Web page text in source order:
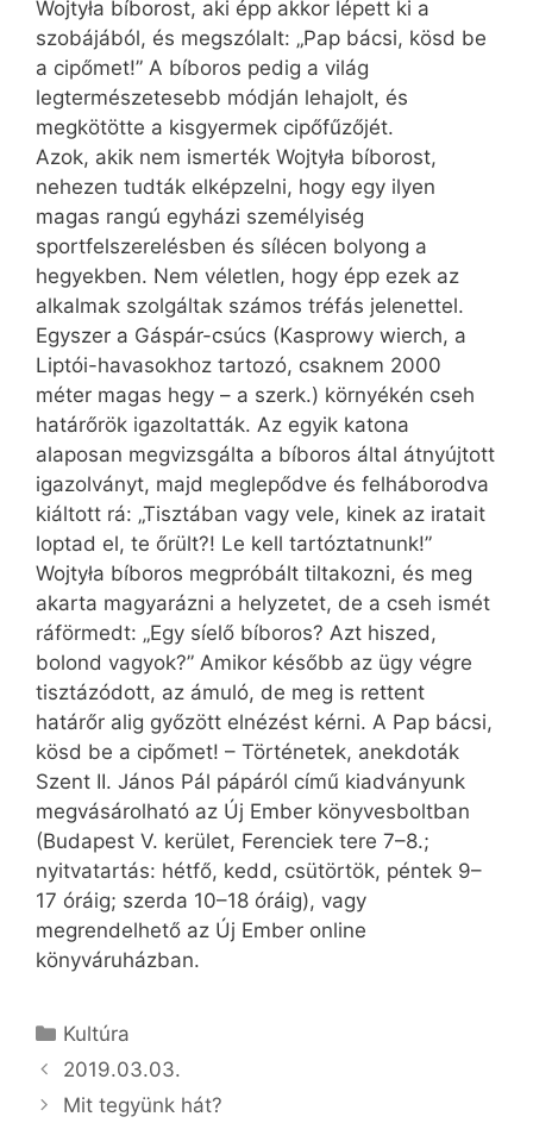
Wojtyła bíborost, aki épp akkor lépett ki a
szobájából, és megszólalt: „Pap bácsi, kösd be
a cipőmet!” A bíboros pedig a világ
legtermészetesebb módján lehajolt, és
megkötötte a kisgyermek cipőfűzőjét.
Azok, akik nem ismerték Wojtyła bíborost,
nehezen tudták elképzelni, hogy egy ilyen
magas rangú egyházi személyiség
sportfelszerelésben és sílécen bolyong a
hegyekben. Nem véletlen, hogy épp ezek az
alkalmak szolgáltak számos tréfás jelenettel.
Egyszer a Gáspár-csúcs (Kas­prowy wierch, a
Liptói-havasokhoz tartozó, csaknem 2000
méter magas hegy – a szerk.) környékén cseh
határőrök igazoltatták. Az egyik katona
alaposan megvizsgálta a bíboros által átnyújtott
igazolványt, majd meglepődve és felháborodva
kiáltott rá: „Tisztában vagy vele, kinek az iratait
loptad el, te őrült?! Le kell tartóztatnunk!”
Wojtyła bíboros megpróbált tiltakozni, és meg
akarta magyarázni a helyzetet, de a cseh ismét
ráförmedt: „Egy síelő bíboros? Azt hiszed,
bolond vagyok?” Amikor később az ügy végre
tisztázódott, az ámuló, de meg is rettent
határőr alig győzött elnézést kérni. A Pap bácsi,
kösd be a cipőmet! – Történetek, anekdoták
Szent II. János Pál pápáról című kiadványunk
megvásárolható az Új Ember könyvesboltban
(Budapest V. kerület, Ferenciek tere 7–8.;
nyitvatartás: hétfő, kedd, csütörtök, péntek 9–
17 óráig; szerda 10–18 óráig), vagy
megrendelhető az Új Ember online
könyváruházban.
Kategória
Kultúra
2019.03.03.
Mit tegyünk hát?